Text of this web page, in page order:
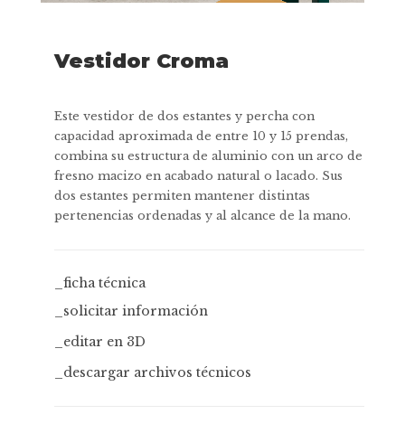
Vestidor Croma
Este vestidor de dos estantes y percha con
capacidad aproximada de entre 10 y 15 prendas,
combina su estructura de aluminio con un arco de
fresno macizo en acabado natural o lacado. Sus
dos estantes permiten mantener distintas
pertenencias ordenadas y al alcance de la mano.
_ficha técnica
_solicitar información
_editar en 3D
_descargar archivos técnicos